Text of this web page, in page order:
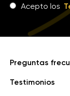
Acepto los
Preguntas
Testimonios